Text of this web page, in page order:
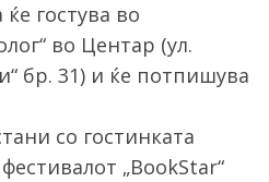
ќе гостува во
во Центар (ул.
бр. 31) и ќе потпишува
со гостинката
„BookStar“